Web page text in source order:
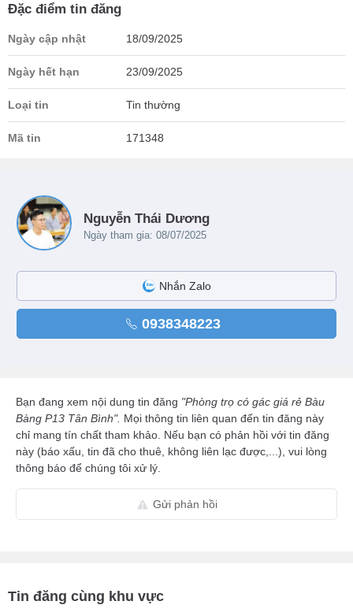
Đặc điểm tin đăng
Ngày cập nhật 18/09/2025
Ngày hết hạn 23/09/2025
Loại tin Tin thường
Mã tin 171348
Nguyễn Thái Dương
Ngày tham gia: 08/07/2025
Nhắn Zalo
0938348223
Bạn đang xem nội dung tin đăng "Phòng trọ có gác giá rẻ Bàu
Bàng P13 Tân Bình". Mọi thông tin liên quan đến tin đăng này
chỉ mang tín chất tham khảo. Nếu bạn có phản hồi với tin đăng
này (báo xấu, tin đã cho thuê, không liên lạc được,...), vui lòng
thông báo để chúng tôi xử lý.
Gửi phản hồi
Tin đăng cùng khu vực